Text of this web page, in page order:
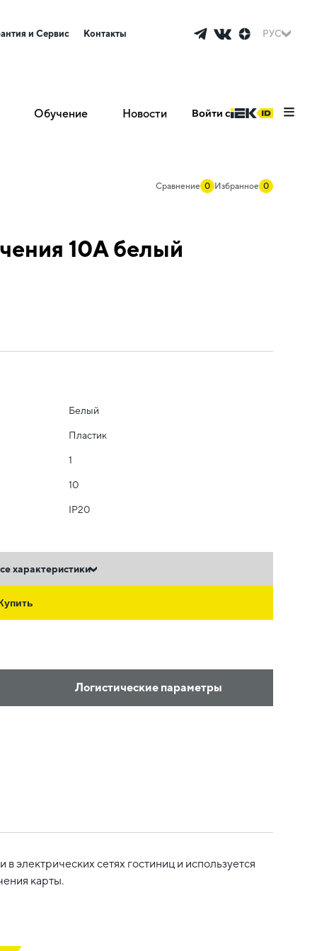
и Сервис Контакты РУС
Обучение Новости Войти с
Сравнение 0 Избранное 0
10А белый
Белый
Пластик
1
10
IP20
характеристики
Логистические параметры
сетях гостиниц и используется
карты.